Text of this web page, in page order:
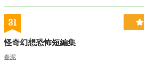
それに対峙することで自分なり
やがて、彼は転職を考え、様々
の新たなステージを切り開いて
進むことが多かったが、次第に
31
怪奇幻想恐怖短編集
春泥